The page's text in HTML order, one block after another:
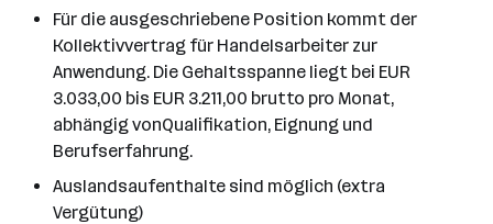
Für die ausgeschriebene Position kommt der
Kollektivvertrag für Handelsarbeiter zur
Anwendung. Die Gehaltsspanne liegt bei EUR
3.033,00 bis EUR 3.211,00 brutto pro Monat,
abhängig vonQualifikation, Eignung und
Berufserfahrung.
Auslandsaufenthalte sind möglich (extra
Vergütung)